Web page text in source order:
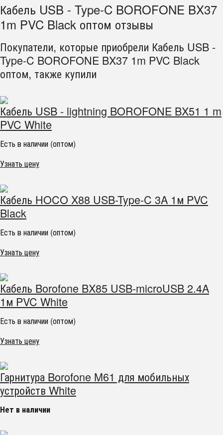
Кабель USB - Type-C BOROFONE BX37
1m PVC Black оптом отзывы
Покупатели, которые приобрели Кабель USB -
Type-C BOROFONE BX37 1m PVC Black
оптом, также купили
Кабель USB - lightning BOROFONE BX51 1 m
PVC White
Есть в наличии (оптом)
Узнать цену
Кабель HOCO X88 USB-Type-C 3A 1м PVC
Black
Есть в наличии (оптом)
Узнать цену
Кабель Borofone BX85 USB-microUSB 2.4A
1м PVC White
Есть в наличии (оптом)
Узнать цену
Гарнитура Borofone M61 для мобильных
устройств White
Нет в наличии